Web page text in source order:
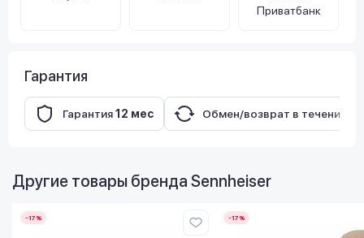
Приватбанк
Гарантия
Гарантия12 мес Обмен/возврат в течение
Другие товары бренда Sennheiser
-17% -17%